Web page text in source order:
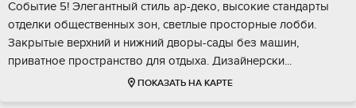
Событие 5! Элегантный стиль ар-деко, высокие стандарты
отделки общественных зон, светлые просторные лобби.
Закрытые верхний и нижний дворы-сады без машин,
приватное пространство для отдыха. Дизайнерски...
ПОКАЗАТЬ НА КАРТЕ